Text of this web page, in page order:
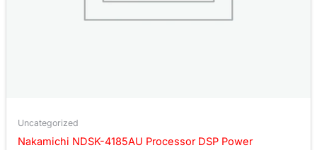
Uncategorized
Nakamichi NDSK-4185AU Processor DSP Power